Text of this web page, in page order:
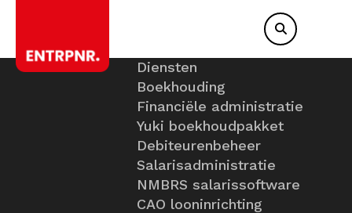
Diensten
Boekhouding
Financiële administratie
Yuki boekhoudpakket
Debiteurenbeheer
Salarisadministratie
NMBRS salarissoftware
CAO looninrichting